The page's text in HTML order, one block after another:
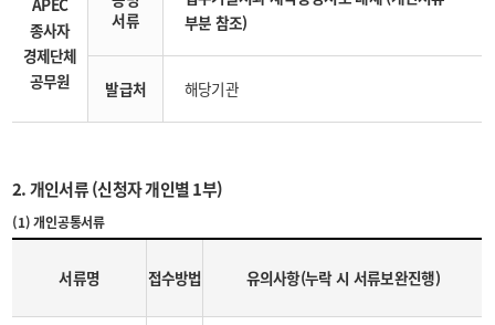
종사자
경제단체
공무원
서류
부분 참조)
발급처 해당기관
2. 개인서류 (신청자 개인별 1부)
(1) 개인공통서류
서류명 접수방법 유의사항(누락 시 서류보완진행)